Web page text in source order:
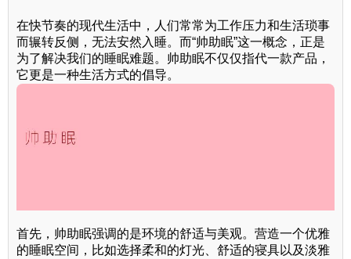
在快节奏的现代生活中，人们常常为工作压力和生活琐事
而辗转反侧，无法安然入睡。而“帅助眠”这一概念，正是
为了解决我们的睡眠难题。帅助眠不仅仅指代一款产品，
它更是一种生活方式的倡导。
首先，帅助眠强调的是环境的舒适与美观。营造一个优雅
的睡眠空间，比如选择柔和的灯光、舒适的寝具以及淡雅